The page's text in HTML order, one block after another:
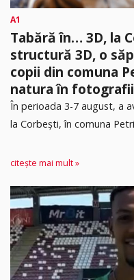
A1
Tabără în… 3D, la
structură 3D, o
copii din comuna
natura în
În perioada 3-7 august, a
la Corbești, în comuna
citește mai mult »